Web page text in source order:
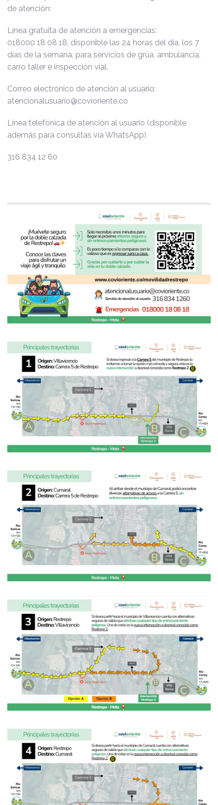
de atención:
Línea gratuita de atención a emergencias:
018000 18 08 18, disponible las 24 horas del día, los 7
días de la semana, para servicios de grúa, ambulancia,
carro taller e inspección vial.
Correo electrónico de atención al usuario:
atencionalusuario@covioriente.co
Línea telefónica de atención al usuario (disponible
además para consultas vía WhatsApp)
316 834 12 60